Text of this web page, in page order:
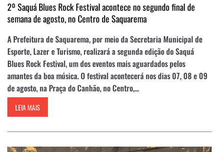
2º Saquá Blues Rock Festival acontece no segundo final de
semana de agosto, no Centro de Saquarema
A Prefeitura de Saquarema, por meio da Secretaria Municipal de
Esporte, Lazer e Turismo, realizará a segunda edição do Saquá
Blues Rock Festival, um dos eventos mais aguardados pelos
amantes da boa música. O festival acontecerá nos dias 07, 08 e 09
de agosto, na Praça do Canhão, no Centro,...
LEIA MAIS